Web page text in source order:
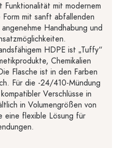
Funktionalität mit modernem
mit sanft abfallenden
Handhabung und
HDPE ist „Tuffy“
Chemikalien
Flasche ist in den Farben
Für die -24/410-Mündung
Verschlüsse in
in Volumengrößen von
eine flexible Lösung für